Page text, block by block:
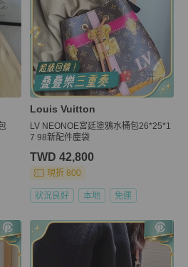
Louis Vuitton
LV NEONOE宮廷塗鴉水桶包26*25*1
7 98新配件塵袋
TWD 42,800
現折 800
狀況良好 本地 免運